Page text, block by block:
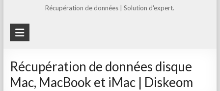
Récupération de données | Solution d'expert.
Récupération de données disque
Mac, MacBook et iMac | Diskeom